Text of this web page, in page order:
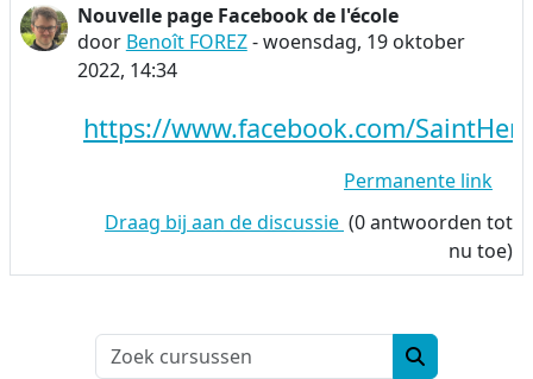
Nouvelle page Facebook de l'école
door Benoît FOREZ-woensdag, 19 oktober
2022, 14:34
https://www.facebook.com/
Permanente link
Draag bij aan de discussie (0 antwoorden tot
nu toe)
Zoek cursussen